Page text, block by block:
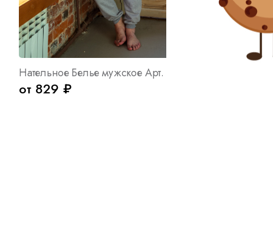
Нательное Белье мужское Арт. 189
от 829 ₽
Пижама